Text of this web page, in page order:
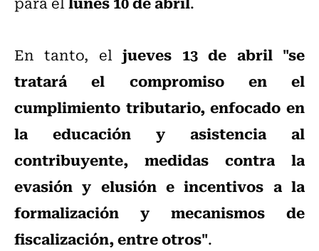
En tanto, eljueves 13 de abril "se
tratará el compromiso en el
cumplimiento tributario, enfocado en
la educación y asistencia al
contribuyente, medidas contra la
evasión y elusión e incentivos a la
formalización y mecanismos de
fiscalización, entre otros".